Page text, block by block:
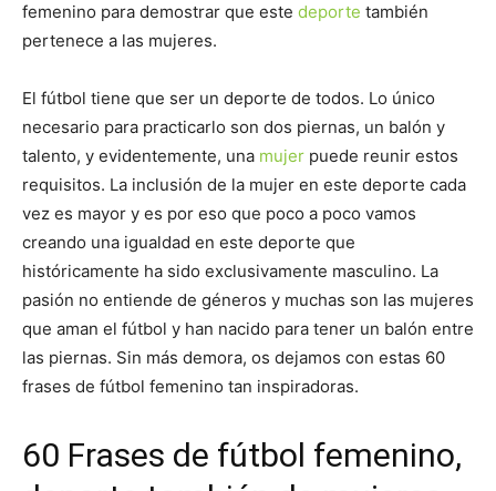
femenino para demostrar que este deporte también
pertenece a las mujeres.
El fútbol tiene que ser un deporte de todos. Lo único
necesario para practicarlo son dos piernas, un balón y
talento, y evidentemente, una mujer puede reunir estos
requisitos. La inclusión de la mujer en este deporte cada
vez es mayor y es por eso que poco a poco vamos
creando una igualdad en este deporte que
históricamente ha sido exclusivamente masculino. La
pasión no entiende de géneros y muchas son las mujeres
que aman el fútbol y han nacido para tener un balón entre
las piernas. Sin más demora, os dejamos con estas 60
frases de fútbol femenino tan inspiradoras.
60 Frases de fútbol femenino,